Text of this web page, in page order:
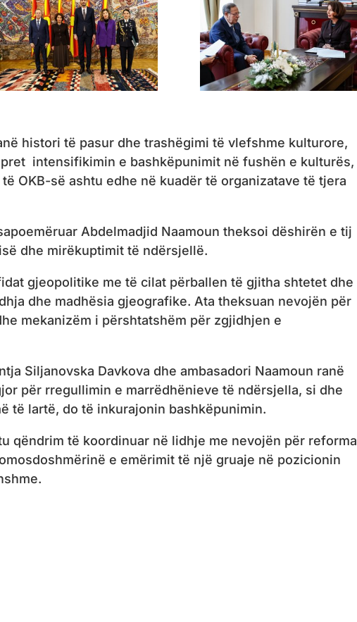
histori të pasur dhe trashëgimi të vlefshme kulturore,
intensifikimin e bashkëpunimit në fushën e kulturës,
OKB-së ashtu edhe në kuadër të organizatave të tjera
Abdelmadjid Naamoun theksoi dëshirën e tij
dhe mirëkuptimit të ndërsjellë.
gjeopolitike me të cilat përballen të gjitha shtetet dhe
dhe madhësia gjeografike. Ata theksuan nevojën për
mekanizëm i përshtatshëm për zgjidhjen e
Siljanovska Davkova dhe ambasadori Naamoun ranë
për rregullimin e marrëdhënieve të ndërsjella, si dhe
të lartë, do të inkurajonin bashkëpunimin.
qëndrim të koordinuar në lidhje me nevojën për reforma
e emërimit të një gruaje në pozicionin